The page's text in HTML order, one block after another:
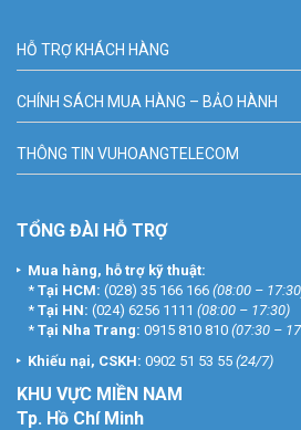
HỖ TRỢ KHÁCH HÀNG
CHÍNH SÁCH MUA HÀNG – BẢO HÀNH
THÔNG TIN VUHOANGTELECOM
TỔNG ĐÀI HỖ TRỢ
Mua hàng, hỗ trợ kỹ thuật:
* Tại HCM: (028) 35 166 166 (08:00 –
* Tại HN: (024) 6256 1111 (08:00 – 17:30)
* Tại Nha Trang: 0915 810 810 (07:30 –
Khiếu nại, CSKH: 0902 51 53 55 (24/7)
KHU VỰC MIỀN NAM
Tp. Hồ Chí Minh